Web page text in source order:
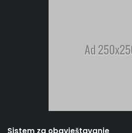
Sistem za obavještavanje